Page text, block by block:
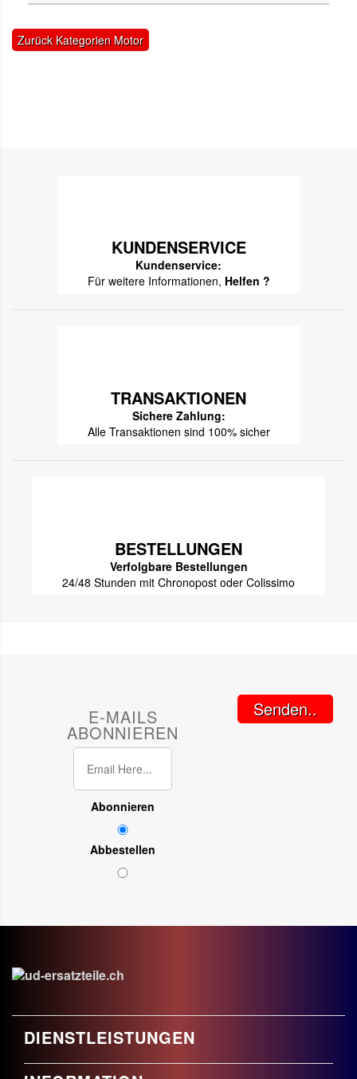
Zurück Kategorien Motor
KUNDENSERVICE
Kundenservice:
Für weitere Informationen, Helfen ?
TRANSAKTIONEN
Sichere Zahlung:
Alle Transaktionen sind 100% sicher
BESTELLUNGEN
Verfolgbare Bestellungen
24/48 Stunden mit Chronopost oder Colissimo
E-MAILS
ABONNIEREN
Abonnieren
Abbestellen
Senden..
DIENSTLEISTUNGEN